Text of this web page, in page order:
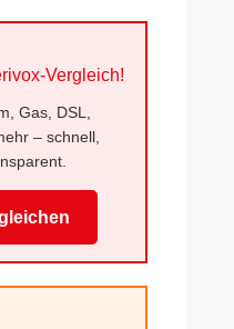
Vergleich!
Gas, DSL,
– schnell,